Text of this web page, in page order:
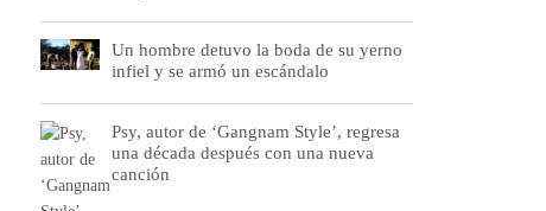
Un hombre detuvo la boda de su yerno
infiel y se armó un escándalo
Psy, autor de ‘Gangnam Style’, regresa
una década después con una nueva
canción